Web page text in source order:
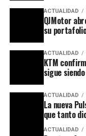
ACTUALIDAD
QJMotor
su
ACTUALIDAD
KTM
sigue
ACTUALIDAD
La nueva
que tanto
ACTUALIDAD